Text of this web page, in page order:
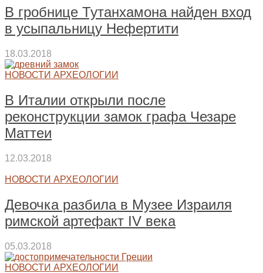
В гробнице Тутанхамона найден вход
в усыпальницу Нефертити
18.03.2018
НОВОСТИ АРХЕОЛОГИИ
В Италии открыли после
реконструкции замок графа Чезаре
Маттеи
12.03.2018
НОВОСТИ АРХЕОЛОГИИ
Девочка разбила в Музее Израиля
римской артефакт IV века
05.03.2018
НОВОСТИ АРХЕОЛОГИИ